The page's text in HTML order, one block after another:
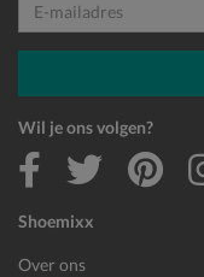
Shoemixx
Over ons
E-mailadres
Wil je ons volgen?